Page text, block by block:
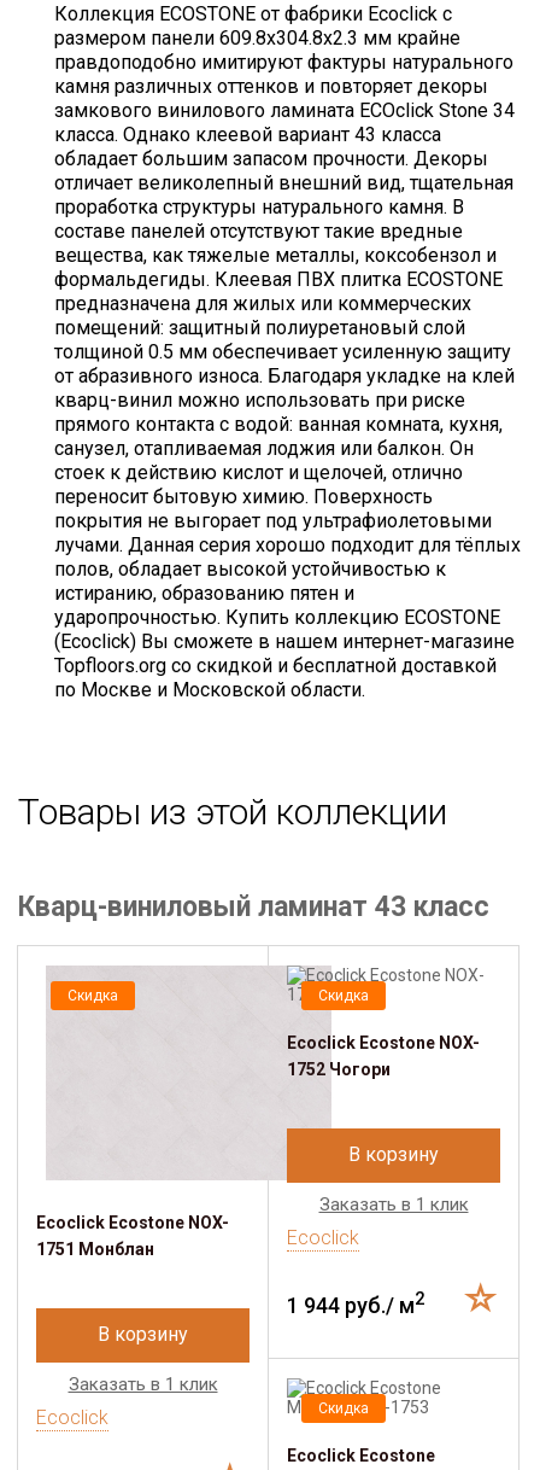
Коллекция ECOSTONE от фабрики Ecoclick c
размером панели 609.8х304.8х2.3 мм крайне
правдоподобно имитируют фактуры натурального
камня различных оттенков и повторяет декоры
замкового винилового ламината ECOclick Stone 34
класса. Однако клеевой вариант 43 класса
обладает большим запасом прочности. Декоры
отличает великолепный внешний вид, тщательная
проработка структуры натурального камня. В
составе панелей отсутствуют такие вредные
вещества, как тяжелые металлы, коксобензол и
формальдегиды. Клеевая ПВХ плитка ECOSTONE
предназначена для жилых или коммерческих
помещений: защитный полиуретановый слой
толщиной 0.5 мм обеспечивает усиленную защиту
от абразивного износа. Благодаря укладке на клей
кварц-винил можно использовать при риске
прямого контакта с водой: ванная комната, кухня,
санузел, отапливаемая лоджия или балкон. Он
стоек к действию кислот и щелочей, отлично
переносит бытовую химию. Поверхность
покрытия не выгорает под ультрафиолетовыми
лучами. Данная серия хорошо подходит для тёплых
полов, обладает высокой устойчивостью к
истиранию, образованию пятен и
ударопрочностью. Купить коллекцию ECOSTONE
(Ecoclick) Вы сможете в нашем интернет-магазине
Topfloors.org со скидкой и бесплатной доставкой
по Москве и Московской области.
Товары из этой коллекции
Кварц-виниловый ламинат 43 класс
Скидка
Ecoclick Ecostone NOX-
1751 Монблан
В корзину
Заказать в 1 клик
Ecoclick
Скидка
Ecoclick Ecostone NOX-
1752 Чогори
В корзину
Заказать в 1 клик
Ecoclick
1 944 руб./ м2
Скидка
Ecoclick Ecostone